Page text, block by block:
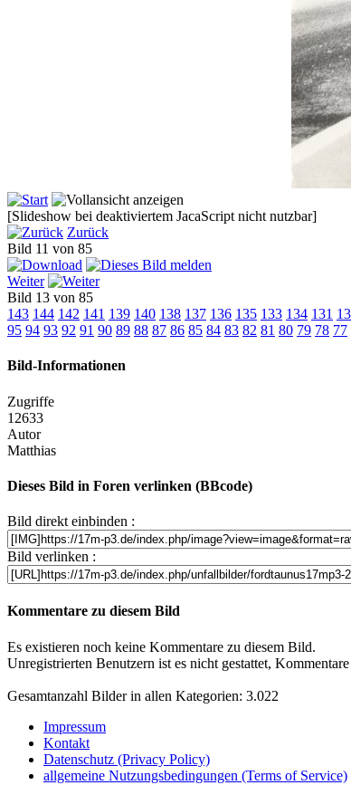
[Slideshow bei deaktiviertem JacaScript nicht nutzbar]
Zurück
Bild 11 von 85
Weiter
Bild 13 von 85
143 144 142 141 139 140 138 137 136 135 133 134 131
95 94 93 92 91 90 89 88 87 86 85 84 83 82 81 80 79 78 77
Bild-Informationen
Zugriffe
12633
Autor
Matthias
Dieses Bild in Foren verlinken (BBcode)
Bild direkt einbinden :
Bild verlinken :
Kommentare zu diesem Bild
Es existieren noch keine Kommentare zu diesem Bild.
Unregistrierten Benutzern ist es nicht gestattet,
Gesamtanzahl Bilder in allen Kategorien: 3.022
Impressum
Kontakt
Datenschutz (Privacy Policy)
allgemeine Nutzungsbedingungen (Terms of Service)